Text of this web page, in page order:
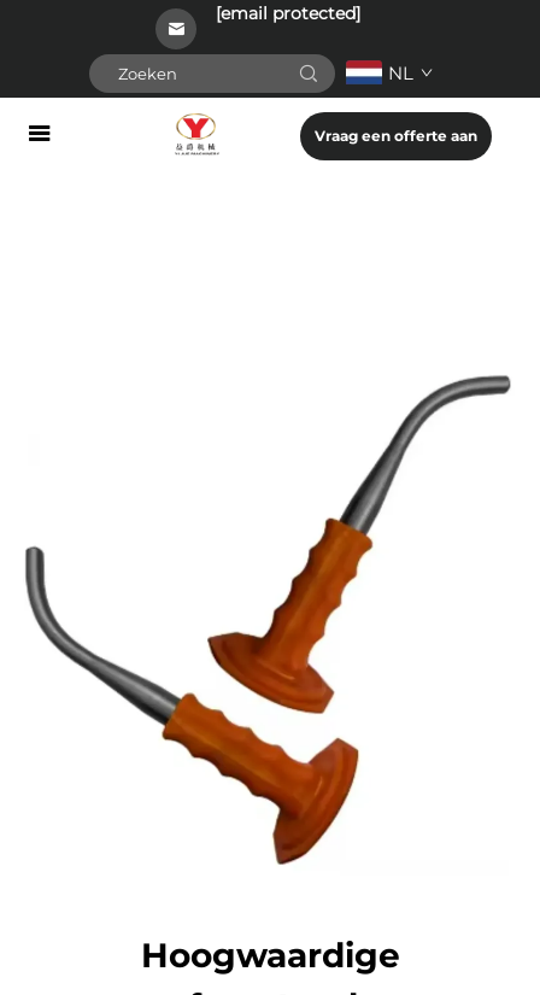
[email protected]
NL
Vraag een offerte aan
Hoogwaardige